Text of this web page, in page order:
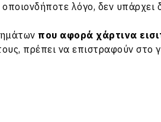
λόγο, δεν
που αφορά χάρτινα
πρέπει να επιστραφούν